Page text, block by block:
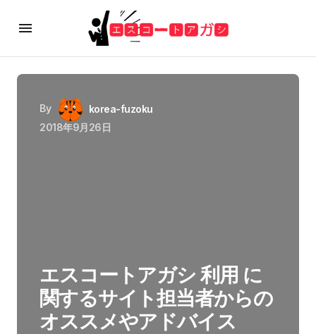
By
korea-fuzoku
2018年9月26日
エスコートアガシ 利用 に
関するサイト担当者からの
オススメやアドバイス